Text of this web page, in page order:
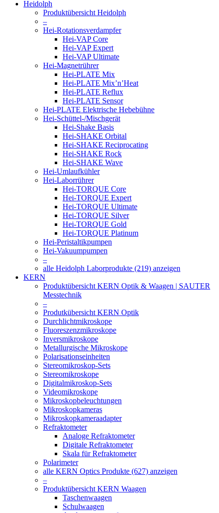
Heidolph
Produktübersicht Heidolph
–
Hei-Rotationsverdampfer
Hei-VAP Core
Hei-VAP Expert
Hei-VAP Ultimate
Hei-Magnetrührer
Hei-PLATE Mix
Hei-PLATE Mix’n’Heat
Hei-PLATE Reflux
Hei-PLATE Sensor
Hei-PLATE Elektrische Hebebühne
Hei-Schüttel-/Mischgerät
Hei-Shake Basis
Hei-SHAKE Orbital
Hei-SHAKE Reciprocating
Hei-SHAKE Rock
Hei-SHAKE Wave
Hei-Umlaufkühler
Hei-Laborrührer
Hei-TORQUE Core
Hei-TORQUE Expert
Hei-TORQUE Ultimate
Hei-TORQUE Silver
Hei-TORQUE Gold
Hei-TORQUE Platinum
Hei-Peristaltikpumpen
Hei-Vakuumpumpen
–
alle Heidolph Laborprodukte (219) anzeigen
KERN
Produktübersicht KERN Optik & Waagen | SAUTER
Messtechnik
–
Produtkübersicht KERN Optik
Durchlichtmikroskope
Fluoreszenzmikroskope
Inversmikroskope
Metallurgische Mikroskope
Polarisationseinheiten
Stereomikroskop-Sets
Stereomikroskope
Digitalmikroskop-Sets
Videomikroskope
Mikroskopbeleuchtungen
Mikroskopkameras
Mikroskopkameraadapter
Refraktometer
Analoge Refraktometer
Digitale Refraktometer
Skala für Refraktometer
Polarimeter
alle KERN Optics Produkte (627) anzeigen
–
Produktübersicht KERN Waagen
Taschenwaagen
Schulwaagen